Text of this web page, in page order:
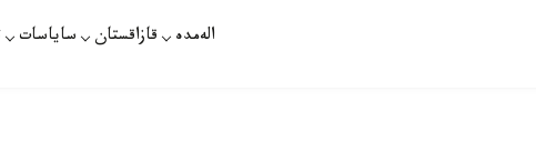
الەمدە قازاقستان ساياسات